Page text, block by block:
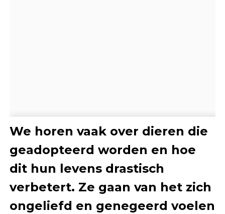
We horen vaak over dieren die
geadopteerd worden en hoe
dit hun levens drastisch
verbetert. Ze gaan van het zich
ongeliefd en genegeerd voelen